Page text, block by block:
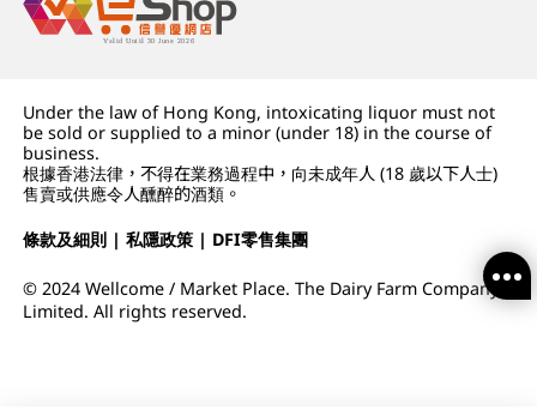
Under the law of Hong Kong, intoxicating liquor must not
be sold or supplied to a minor (under 18) in the course of
business.
根據香港法律，不得在業務過程中，向未成年人 (18 歲以下人士)
售賣或供應令人醺醉的酒類。
條款及細則 |私隱政策 | DFI零售集團
© 2024 Wellcome / Market Place. The Dairy Farm Company
Limited. All rights reserved.